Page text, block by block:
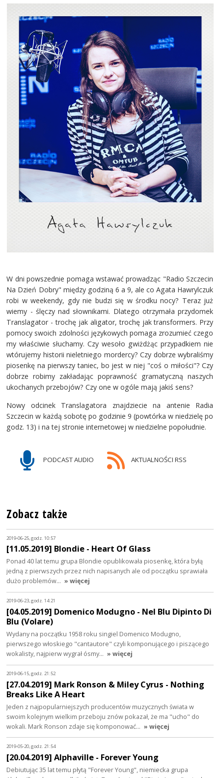
W dni powszednie pomaga wstawać prowadząc "Radio Szczecin
Na Dzień Dobry" między godziną 6 a 9, ale co Agata Hawrylczuk
robi w weekendy, gdy nie budzi się w środku nocy? Teraz już
wiemy - ślęczy nad słownikami. Dlatego otrzymała przydomek
Translagator - trochę jak aligator, trochę jak transformers. Przy
pomocy swoich zdolności językowych pomaga zrozumieć czego
my właściwie słuchamy. Czy wesoło gwiżdżąc przypadkiem nie
wtórujemy historii nieletniego mordercy? Czy dobrze wybraliśmy
piosenkę na pierwszy taniec, bo jest w niej "coś o miłości"? Czy
dobrze robimy zakładając poprawność gramatyczną naszych
ukochanych przebojów? Czy one w ogóle mają jakiś sens?
Nowy odcinek Translagatora znajdziecie na antenie Radia
Szczecin w każdą sobotę po godzinie 9 (powtórka w niedzielę po
godz. 13) i na tej stronie internetowej w niedzielne popołudnie.
PODCAST AUDIO AKTUALNOŚCI RSS
Zobacz także
2019-06-25, godz. 10:57
[11.05.2019] Blondie - Heart Of Glass
Ponad 40 lat temu grupa Blondie opublikowała piosenkę, która byłą
jedną z pierwszych przez nich napisanych ale od początku sprawiała
dużo problemów… » więcej
2019-06-23, godz. 14:21
[04.05.2019] Domenico Modugno - Nel Blu Dipinto Di
Blu (Volare)
Wydany na początku 1958 roku singiel Domenico Modugno,
pierwszego włoskiego "cantautore" czyli komponującego i piszącego
wokalisty, najpierw wygrał ósmy… » więcej
2019-06-15, godz. 21:52
[27.04.2019] Mark Ronson & Miley Cyrus - Nothing
Breaks Like A Heart
Jeden z najpopularniejszych producentów muzycznych świata w
swoim kolejnym wielkim przeboju znów pokazał, że ma "ucho" do
wokali. Mark Ronson zdaje się komponować… » więcej
2019-05-20, godz. 21:54
[20.04.2019] Alphaville - Forever Young
Debiutując 35 lat temu płytą "Forever Young", niemiecka grupa